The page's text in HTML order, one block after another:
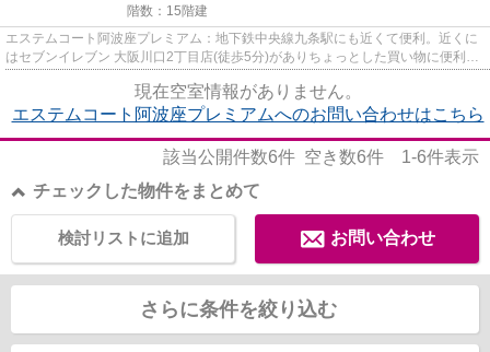
階数：15階建
エステムコート阿波座プレミアム：地下鉄中央線九条駅にも近くて便利。近くに
はセブンイレブン 大阪川口2丁目店(徒歩5分)がありちょっとした買い物に便利で
現在空室情報がありません。
エステムコート阿波座プレミアムへのお問い合わせはこちら
該当公開件数6件 空き数6件 1-6件表示
チェックした物件をまとめて
お問い合わせ
検討リストに追加
さらに条件を絞り込む